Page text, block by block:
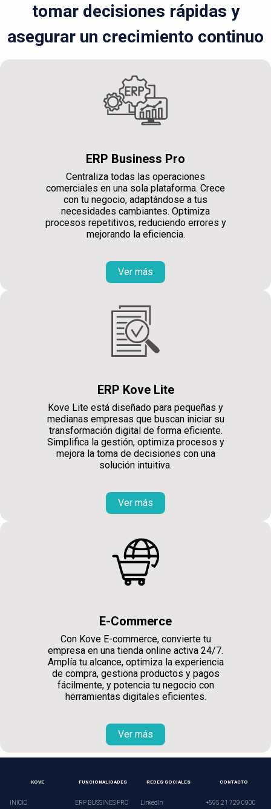
tomar decisiones rápidas y
asegurar un crecimiento continuo
ERP Business Pro
Centraliza todas las operaciones
comerciales en una sola plataforma. Crece
con tu negocio, adaptándose a tus
necesidades cambiantes. Optimiza
procesos repetitivos, reduciendo errores y
mejorando la eficiencia.
Ver más
ERP Kove Lite
Kove Lite está diseñado para pequeñas y
medianas empresas que buscan iniciar su
transformación digital de forma eficiente.
Simplifica la gestión, optimiza procesos y
mejora la toma de decisiones con una
solución intuitiva.
Ver más
E-Commerce
Con Kove E-commerce, convierte tu
empresa en una tienda online activa 24/7.
Amplía tu alcance, optimiza la experiencia
de compra, gestiona productos y pagos
fácilmente, y potencia tu negocio con
herramientas digitales eficientes.
Ver más
KOVE
INICIO
FUNCIONALIDADES
ERP BUSSINES PRO
REDES SOCIALES
LinkedIn
CONTACTO
+595 21 729 0900